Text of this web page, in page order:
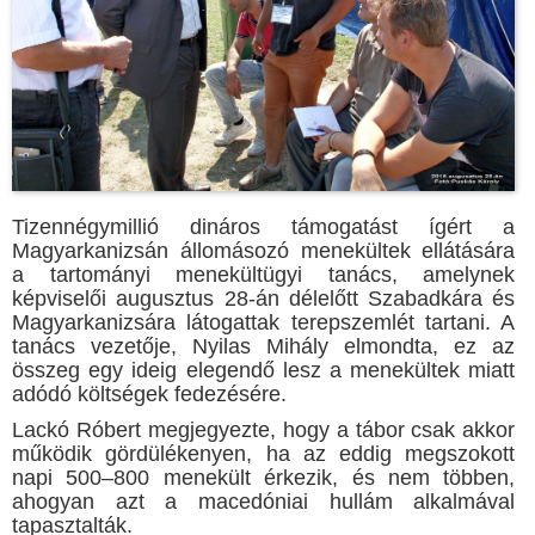
Tizennégymillió dináros támogatást ígért a
Magyarkanizsán állomásozó menekültek ellátására
a tartományi menekültügyi tanács, amelynek
képviselői augusztus 28-án délelőtt Szabadkára és
Magyarkanizsára látogattak terepszemlét tartani. A
tanács vezetője, Nyilas Mihály elmondta, ez az
összeg egy ideig elegendő lesz a menekültek miatt
adódó költségek fedezésére.
Lackó Róbert megjegyezte, hogy a tábor csak akkor
működik gördülékenyen, ha az eddig megszokott
napi 500–800 menekült érkezik, és nem többen,
ahogyan azt a macedóniai hullám alkalmával
tapasztalták.